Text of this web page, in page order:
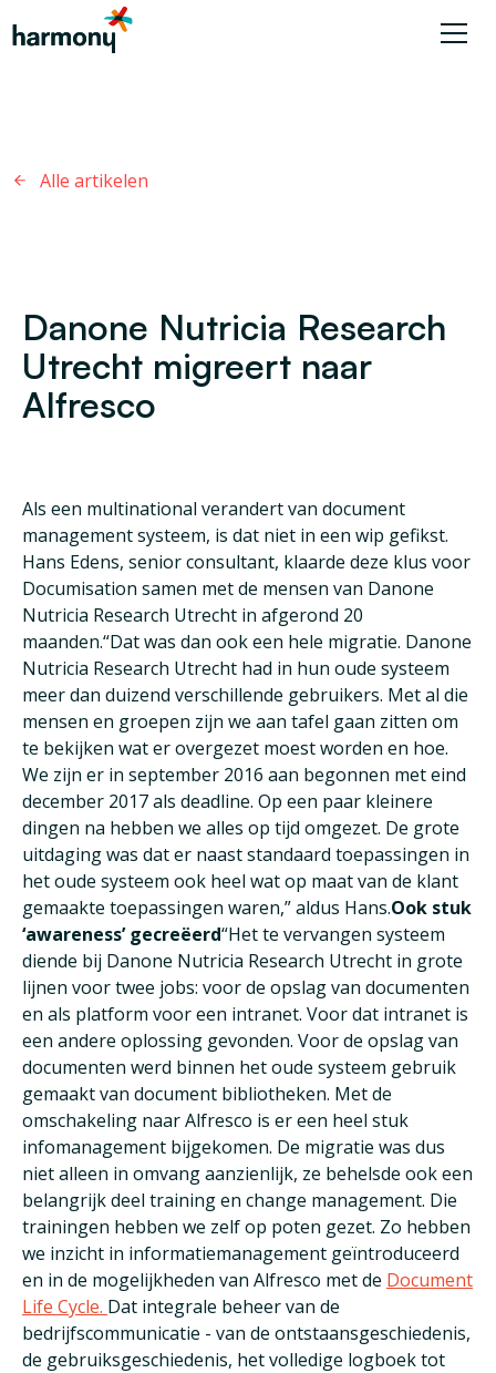
Alle artikelen
Danone Nutricia Research
Utrecht migreert naar
Alfresco
Als een multinational verandert van document
management systeem, is dat niet in een wip gefikst.
Hans Edens, senior consultant, klaarde deze klus voor
Documisation samen met de mensen van Danone
Nutricia Research Utrecht in afgerond 20
maanden.“Dat was dan ook een hele migratie. Danone
Nutricia Research Utrecht had in hun oude systeem
meer dan duizend verschillende gebruikers. Met al die
mensen en groepen zijn we aan tafel gaan zitten om
te bekijken wat er overgezet moest worden en hoe.
We zijn er in september 2016 aan begonnen met eind
december 2017 als deadline. Op een paar kleinere
dingen na hebben we alles op tijd omgezet. De grote
uitdaging was dat er naast standaard toepassingen in
het oude systeem ook heel wat op maat van de klant
gemaakte toepassingen waren,” aldus Hans.Ook stuk
‘awareness’ gecreëerd“Het te vervangen systeem
diende bij Danone Nutricia Research Utrecht in grote
lijnen voor twee jobs: voor de opslag van documenten
en als platform voor een intranet. Voor dat intranet is
een andere oplossing gevonden. Voor de opslag van
documenten werd binnen het oude systeem gebruik
gemaakt van document bibliotheken. Met de
omschakeling naar Alfresco is er een heel stuk
infomanagement bijgekomen. De migratie was dus
niet alleen in omvang aanzienlijk, ze behelsde ook een
belangrijk deel training en change management. Die
trainingen hebben we zelf op poten gezet. Zo hebben
we inzicht in informatiemanagement geïntroduceerd
en in de mogelijkheden van Alfresco met de Document
Life Cycle. Dat integrale beheer van de
bedrijfscommunicatie - van de ontstaansgeschiedenis,
de gebruiksgeschiedenis, het volledige logboek tot